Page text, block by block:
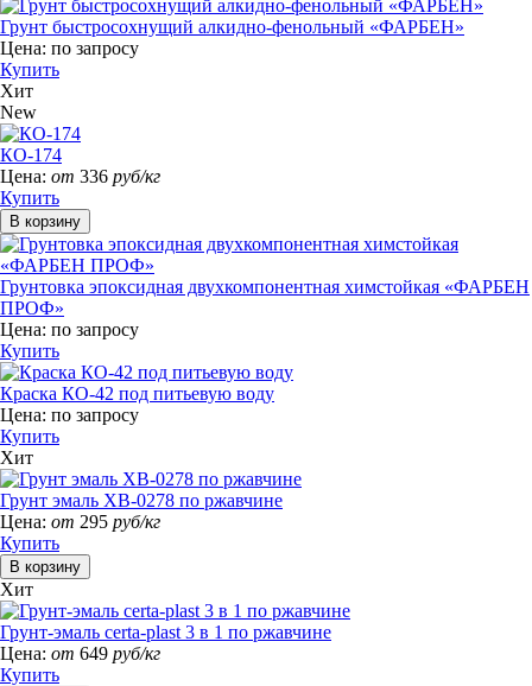
Грунт быстросохнущий алкидно-фенольный «ФАРБЕН»
Цена: по запросу
Купить
Хит
New
КО-174
Цена: от 336 руб/кг
Купить
Грунтовка эпоксидная двухкомпонентная химстойкая «ФАРБЕН
ПРОФ»
Цена: по запросу
Купить
Краска КО-42 под питьевую воду
Цена: по запросу
Купить
Хит
Грунт эмаль ХВ-0278 по ржавчине
Цена: от 295 руб/кг
Купить
Хит
Грунт-эмаль certa-plast 3 в 1 по ржавчине
Цена: от 649 руб/кг
Купить